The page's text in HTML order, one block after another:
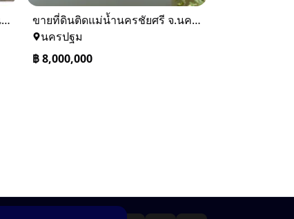
ขายที่ดินถนนพัฒนาการ 56 (ซอยเอื้อพัฒนา 15)
ขายที่ดินติดแม่น้ำนครชัยศรี จ.นครปฐม ทำเลดี ที่ดินถมแล้ว
นครปฐม
฿8,000,000